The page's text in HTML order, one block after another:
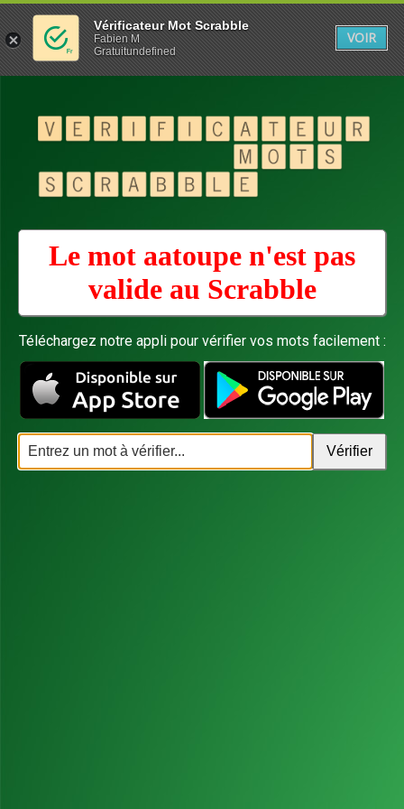
Le mot aatoupe n'est pas
valide au Scrabble
Téléchargez notre appli pour vérifier vos mots facilement :
Vérificateur Mot Scrabble
Fabien M
Gratuitundefined
VOIR